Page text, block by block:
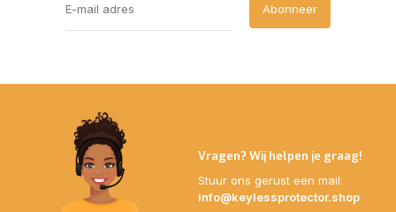
Abonneer
Vragen? Wij helpen je graag!
Stuur ons gerust een mail:
info@keylessprotector.shop